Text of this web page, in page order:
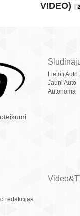
VIDEO)
2
redakcijas
Lietoti Auto
Jauni Auto
Autonoma